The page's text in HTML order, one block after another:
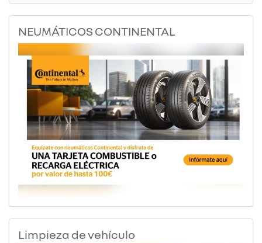
NEUMÁTICOS CONTINENTAL
Limpieza de vehículo